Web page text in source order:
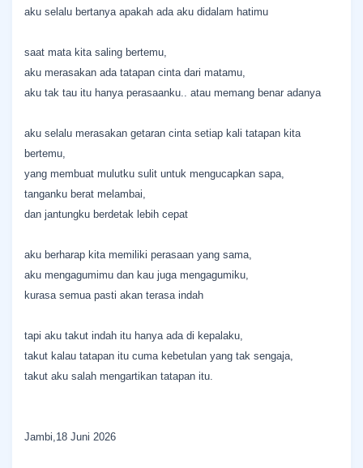
aku selalu bertanya apakah ada aku didalam hatimu
saat mata kita saling bertemu,
aku merasakan ada tatapan cinta dari matamu,
aku tak tau itu hanya perasaanku.. atau memang benar adanya
aku selalu merasakan getaran cinta setiap kali tatapan kita
bertemu,
yang membuat mulutku sulit untuk mengucapkan sapa,
tanganku berat melambai,
dan jantungku berdetak lebih cepat
aku berharap kita memiliki perasaan yang sama,
aku mengagumimu dan kau juga mengagumiku,
kurasa semua pasti akan terasa indah
tapi aku takut indah itu hanya ada di kepalaku,
takut kalau tatapan itu cuma kebetulan yang tak sengaja,
takut aku salah mengartikan tatapan itu.
Jambi,18 Juni 2026